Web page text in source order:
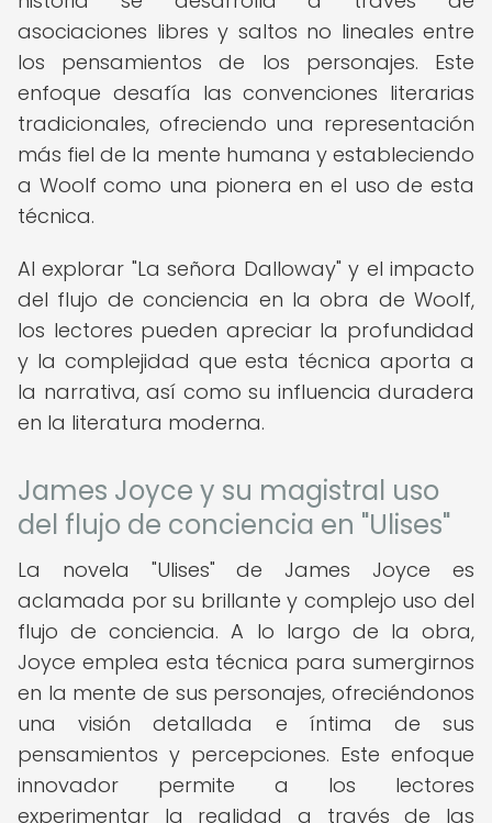
asociaciones libres y saltos no lineales entre
los pensamientos de los personajes. Este
enfoque desafía las convenciones literarias
tradicionales, ofreciendo una representación
más fiel de la mente humana y estableciendo
a Woolf como una pionera en el uso de esta
técnica.
Al explorar "La señora Dalloway" y el impacto
del flujo de conciencia en la obra de Woolf,
los lectores pueden apreciar la profundidad
y la complejidad que esta técnica aporta a
la narrativa, así como su influencia duradera
en la literatura moderna.
James Joyce y su magistral uso
del flujo de conciencia en "Ulises"
La novela "Ulises" de James Joyce es
aclamada por su brillante y complejo uso del
flujo de conciencia. A lo largo de la obra,
Joyce emplea esta técnica para sumergirnos
en la mente de sus personajes, ofreciéndonos
una visión detallada e íntima de sus
pensamientos y percepciones. Este enfoque
innovador permite a los lectores
experimentar la realidad a través de las